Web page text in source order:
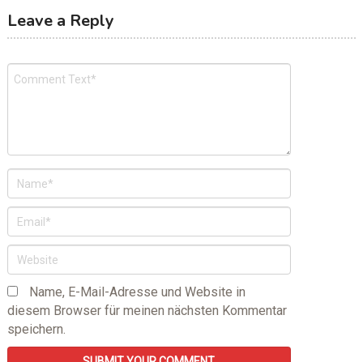
Leave a Reply
Name, E-Mail-Adresse und Website in
diesem Browser für meinen nächsten Kommentar
speichern.